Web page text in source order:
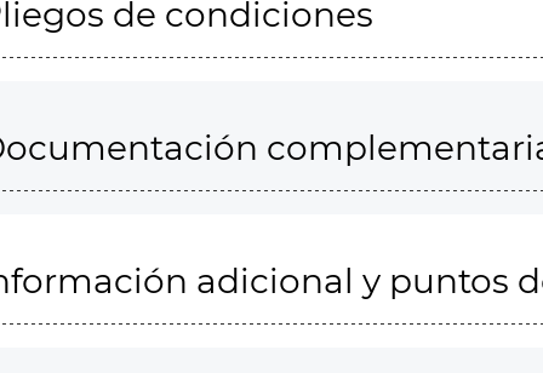
de condiciones
adicional y puntos